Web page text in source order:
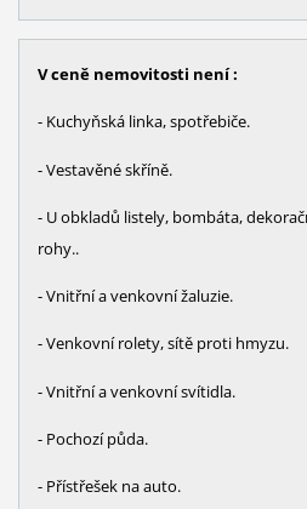
V ceně nemovitosti není :
- Kuchyňská linka, spotřebiče.
- Vestavěné skříně.
- U obkladů listely, bombáta,
rohy..
- Vnitřní a venkovní žaluzie.
- Venkovní rolety, sítě proti hmyzu.
- Vnitřní a venkovní svítidla.
- Pochozí půda.
- Přístřešek na auto.